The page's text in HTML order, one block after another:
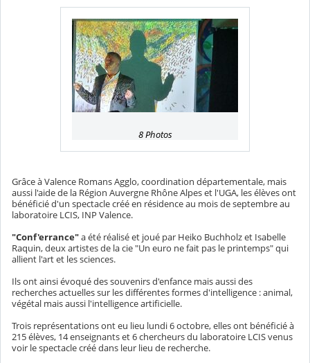
8 Photos
Grâce à Valence Romans Agglo, coordination départementale, mais
aussi l'aide de la Région Auvergne Rhône Alpes et l'UGA, les élèves ont
bénéficié d'un spectacle créé en résidence au mois de septembre au
laboratoire LCIS, INP Valence.
"Conf'errance"a été réalisé et joué par Heiko Buchholz et Isabelle
Raquin, deux artistes de la cie "Un euro ne fait pas le printemps" qui
allient l'art et les sciences.
Ils ont ainsi évoqué des souvenirs d'enfance mais aussi des
recherches actuelles sur les différentes formes d'intelligence : animal,
végétal mais aussi l'intelligence artificielle.
Trois représentations ont eu lieu lundi 6 octobre, elles ont bénéficié à
215 élèves, 14 enseignants et 6 chercheurs du laboratoire LCIS venus
voir le spectacle créé dans leur lieu de recherche.